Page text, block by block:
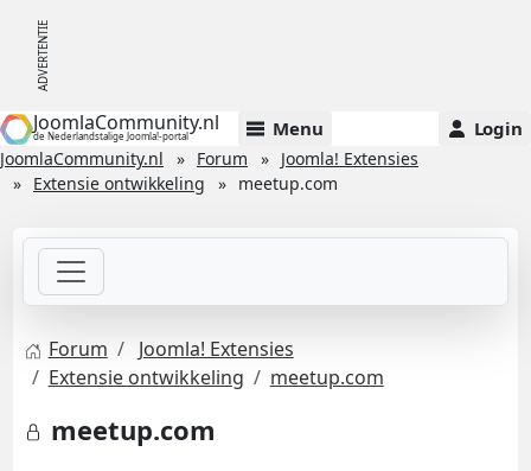
JoomlaCommunity.nl
de Nederlandstalige Joomla!-portal Menu Login
JoomlaCommunity.nl Forum
Joomla! Extensies
Extensie ontwikkeling
meetup.com
Forum
Joomla! Extensies
Extensie ontwikkeling
meetup.com
meetup.com